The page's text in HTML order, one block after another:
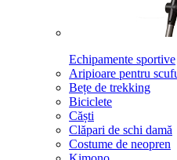
Echipamente sportive
Aripioare pentru
Bețe de trekking
Biciclete
Căști
Clăpari de schi damă
Costume de neopren